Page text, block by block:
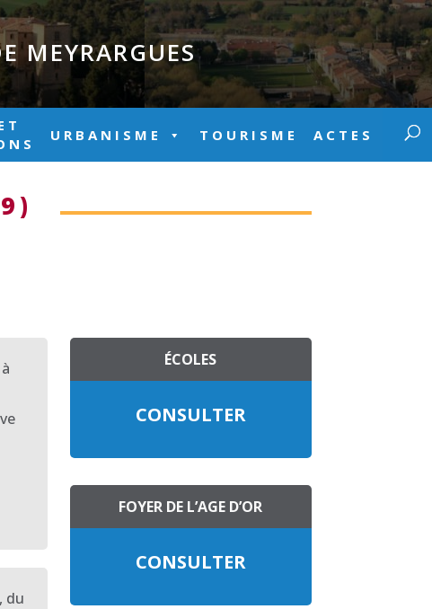
MEYRARGUES
URBANISME TOURISME ACTES
du
ÉCOLES
CONSULTER
FOYER DE L’AGE D’OR
CONSULTER